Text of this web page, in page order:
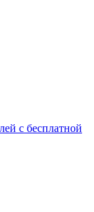
с бесплатной